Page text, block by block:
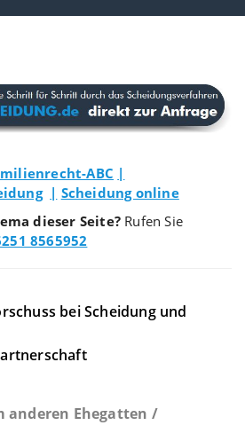
ABC |
| Scheidung online
dieser Seite? Rufen Sie
8565952
bei Scheidung und
anderen Ehegatten /